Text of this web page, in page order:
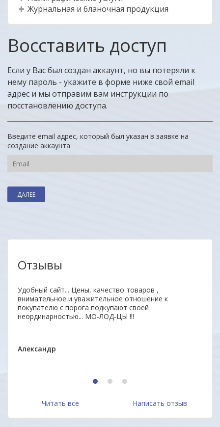
Журнальная и бланочная продукция
Восставить доступ
Если у Вас был создан аккаунт, но вы потеряли к
нему пароль - укажите в форме ниже свой email
адрес и мы отправим вам инструкции по
посстановлению доступа.
Введите email адрес, который был указан в заявке на
создание аккаунта
ДАЛЕЕ
Отзывы
Удобный сайт... Цены, качество товаров ,
внимательное и уважительное отношение к
покупателю с порога подкупают своей
неординарностью... МО-ЛОД-ЦЫ !!!
Александр
1 2 3
Читать все Написать отзыв